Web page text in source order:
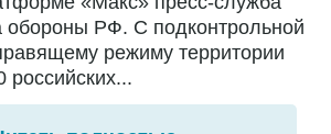
обороны РФ. С подконтрольной
режиму территории
российских...